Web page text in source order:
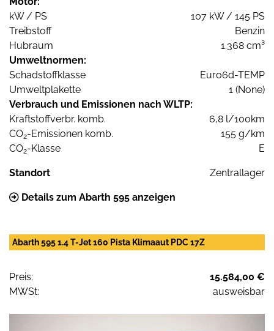
kW / PS
107 kW / 145 PS
Treibstoff
Benzin
Hubraum
1.368 cm³
Umweltnormen:
Schadstoffklasse
Euro6d-TEMP
Umweltplakette
1 (None)
Verbrauch und Emissionen nach WLTP:
Kraftstoffverbr. komb.
6,8 l/100km
CO2-Emissionen komb.
155 g/km
CO2-Klasse E
Standort Zentrallager
Details zum Abarth 595 anzeigen
Abarth 595 1.4 T-Jet 160 Pista Klimaaut PDC 17Z
Preis:
15.584,00 €
MWSt:
ausweisbar